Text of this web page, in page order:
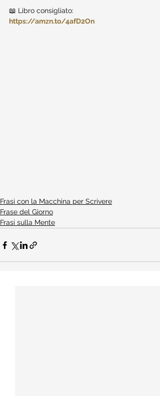
📖 Libro consigliato:
https://amzn.to/4afD2On
Frasi con la Macchina per Scrivere
Frase del Giorno
Frasi sulla Mente